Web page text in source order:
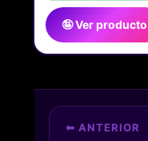
🤪 Ver producto
⬅ ANTERIOR